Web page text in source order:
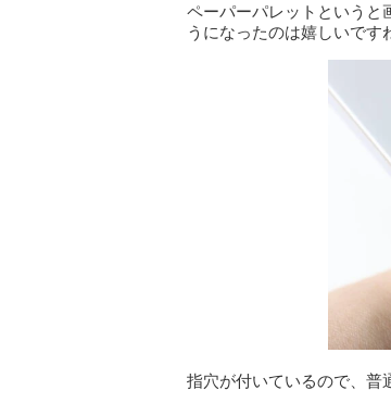
ペーパーパレットというと
うになったのは嬉しいです
指穴が付いているので、普